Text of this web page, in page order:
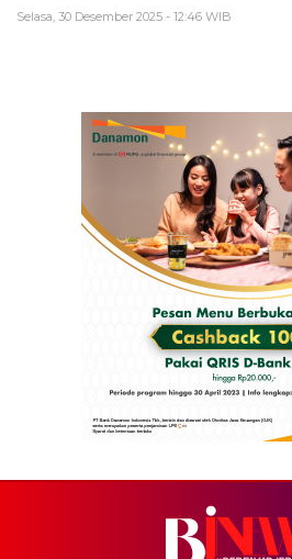
Selasa, 30 Desember 2025 - 12:46 WIB